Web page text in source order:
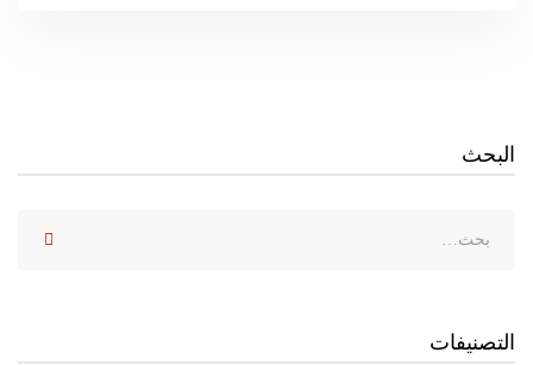
البحث
التصنيفات